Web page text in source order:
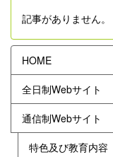
記事がありません。
HOME
全日制Webサイト
通信制Webサイト
特色及び教育内容